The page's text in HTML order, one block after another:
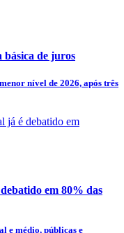
de juros
nível de 2026, após três
em 80% das
e médio, públicas e